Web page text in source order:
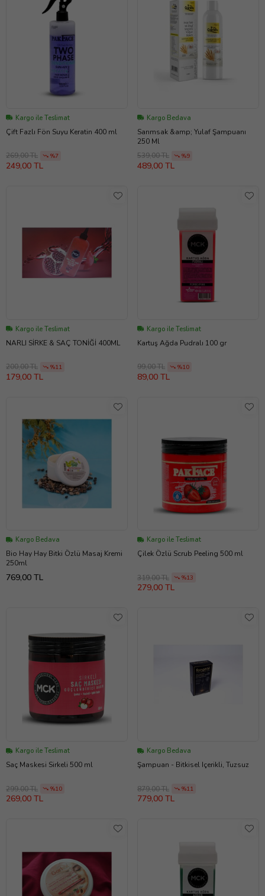
Kargo ile Teslimat
Çift Fazlı Fön Suyu Keratin 400 ml
269,00 TL %7
249,00 TL
Kargo Bedava
Sarımsak &amp; Yulaf Şampuanı
250 Ml
539,00 TL
%9
489,00 TL
Kargo ile Teslimat
NARLI SİRKE & SAÇ TONİĞİ 400ML
200,00 TL %11
179,00 TL
Kargo ile Teslimat
Kartuş Ağda Pudralı 100 gr
99,00 TL %10
89,00 TL
Kargo Bedava
Bio Hay Hay Bitki Özlü Masaj Kremi
250ml
769,00 TL
Kargo ile Teslimat
Çilek Özlü Scrub Peeling 500 ml
319,00 TL %13
279,00 TL
Kargo ile Teslimat
Saç Maskesi Sirkeli 500 ml
299,00 TL %10
269,00 TL
Kargo Bedava
Şampuan - Bitkisel Içerikli, Tuzsuz
879,00 TL %11
779,00 TL